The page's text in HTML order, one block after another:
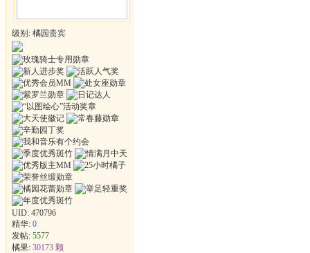
级别: 橘园贵宾
UID: 470796
精华: 0
发帖: 5577
橘果: 30173 颗